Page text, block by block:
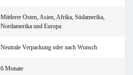
Mittlerer Osten, Asien, Afrika, Südamerika,
Nordamerika und Europa
Neutrale Verpackung oder nach Wunsch
6 Monate